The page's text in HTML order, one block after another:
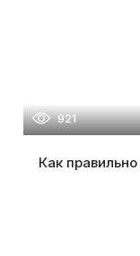
921
Как